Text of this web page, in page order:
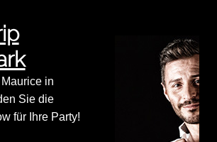
in
Sie die
für Ihre Party!